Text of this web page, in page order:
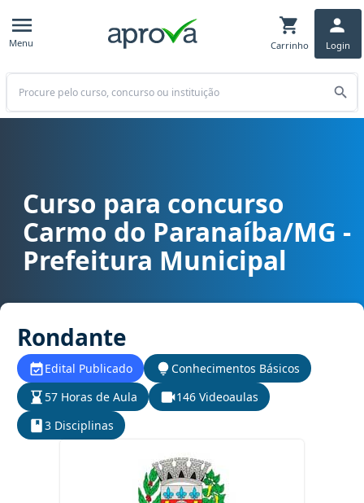
Menu Carrinho Login
Buscar
Curso para concurso Carmo do Paranaíba/MG - Prefeitura
Curso para concurso
Carmo do Paranaíba/MG -
Prefeitura Municipal
Rondante
Edital Publicado
Conhecimentos Básicos
57 Horas de Aula
146 Videoaulas
3 Disciplinas